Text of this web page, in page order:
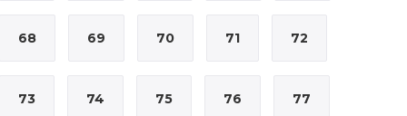
68 69 70 71 72
73 74 75 76 77